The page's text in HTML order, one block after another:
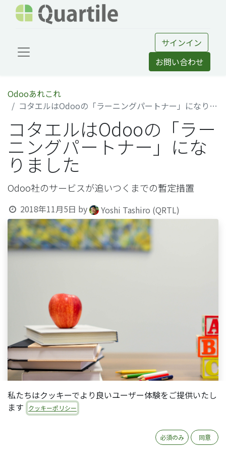
サインイン
お問い合わせ
Odooあれこれ
コタエルはOdooの「ラーニングパートナー」になりました
コタエルはOdooの「ラー
ニングパートナー」にな
りました
Odoo社のサービスが追いつくまでの暫定措置
2018年11月5日 by Yoshi Tashiro (QRTL)
私たちコタエルは2013年4月より、Odoo社のパー
私たちはクッキーでより良いユーザー体験をご提供いたし
ます
クッキーポリシー
必須のみ 同意